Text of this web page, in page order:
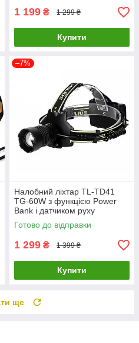
1 199 ₴ 1 299 ₴
Купити
–7%
Налобний ліхтар TL-TD41
TG-60W з функцією Power
Bank і датчиком руху
Готово до відправки
1 299 ₴ 1 399 ₴
Купити
ще